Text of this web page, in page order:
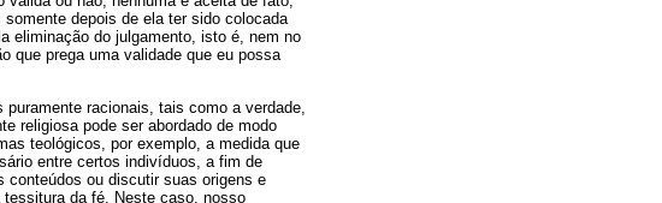
depois de ela ter sido colocada
eliminação do julgamento, isto é, nem no
que prega uma validade que eu possa
racionais, tais como a verdade,
religiosa pode ser abordado de modo
teológicos, por exemplo, a medida que
entre certos indivíduos, a fim de
conteúdos ou discutir suas origens e
da fé. Neste caso, nosso